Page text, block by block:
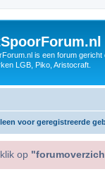
is een forum
LGB, Piko, Aristocraft.
voor geregistreerde
op